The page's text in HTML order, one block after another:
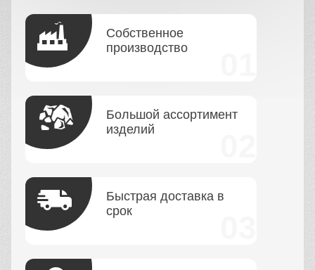
Собственное
производство
Большой ассортимент
изделий
Быстрая доставка в
срок